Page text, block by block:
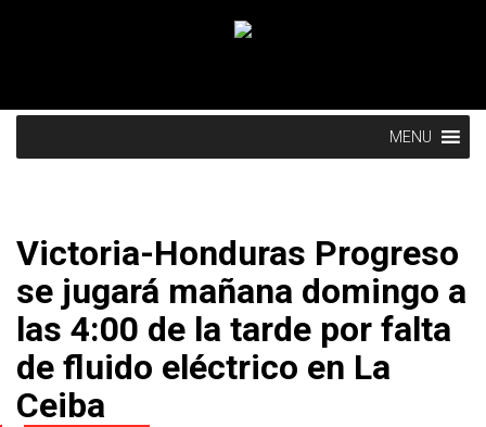
MENU
Victoria-Honduras Progreso
se jugará mañana domingo a
las 4:00 de la tarde por falta
de fluido eléctrico en La
Ceiba